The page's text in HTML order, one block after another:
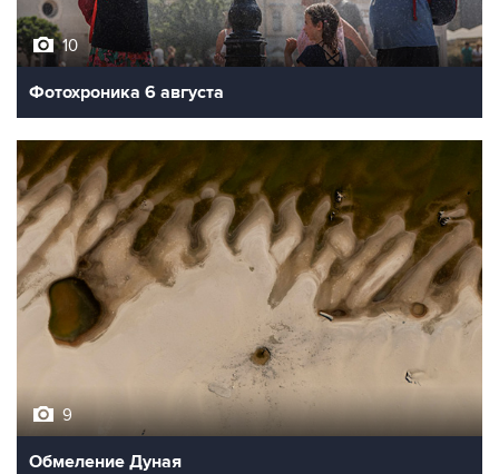
10
Фотохроника 6 августа
9
Обмеление Дуная